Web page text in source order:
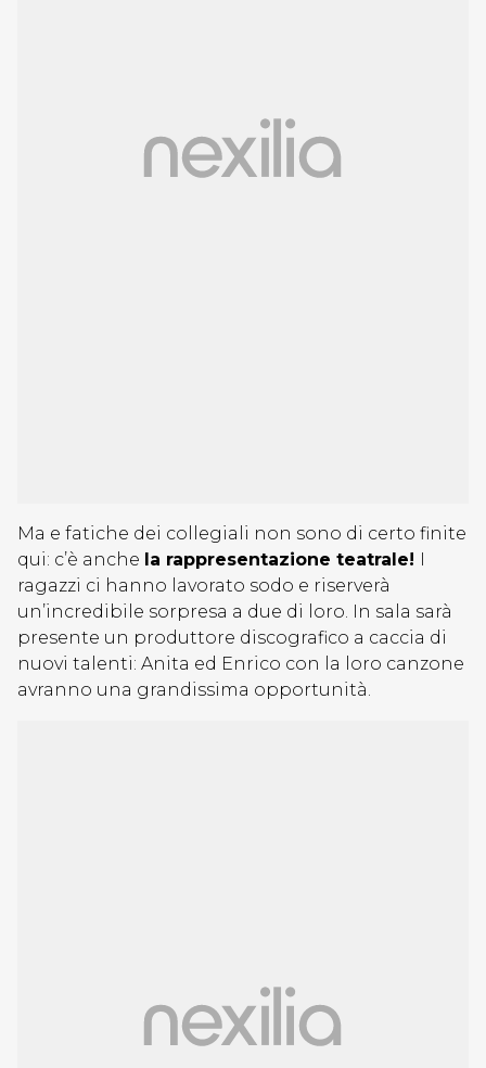
Ma e fatiche dei collegiali non sono di certo finite
qui: c’è anche la rappresentazione teatrale! I
ragazzi ci hanno lavorato sodo e riserverà
un’incredibile sorpresa a due di loro. In sala sarà
presente un produttore discografico a caccia di
nuovi talenti: Anita ed Enrico con la loro canzone
avranno una grandissima opportunità.